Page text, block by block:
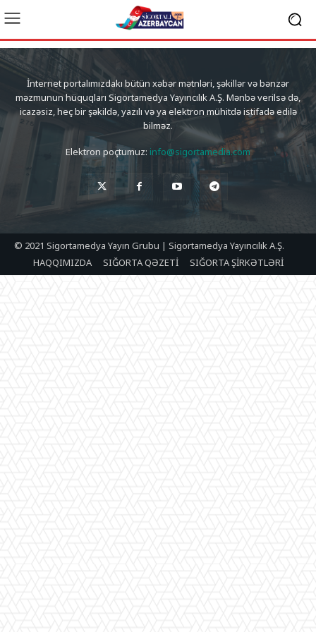
İnternet portalımızdakı bütün xəbər mətnləri, şəkillər və bənzər
məzmunun hüquqları Sigortamedya Yayıncılık A.Ş. Mənbə verilsə də,
icazəsiz, heç bir şəkildə, yazılı və ya elektron mühitdə istifadə edilə
bilməz.
Elektron poçtumuz: info@sigortamedia.com
© 2021 Sigortamedya Yayın Grubu | Sigortamedya Yayıncılık A.Ş.
HAQQIMIZDA
SIĞORTA QƏZETİ SIĞORTA ŞİRKƏTLƏRİ